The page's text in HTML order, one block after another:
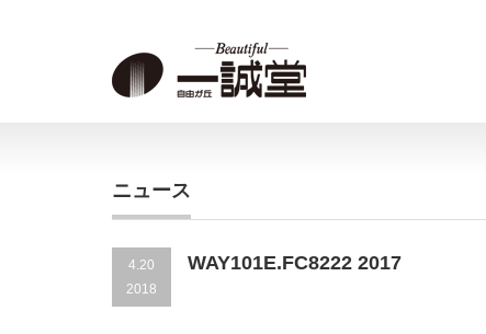
ニュース
4.20
2018
WAY101E.FC8222 2017